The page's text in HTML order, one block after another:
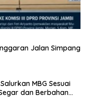
Jalan Simpang
MBG Sesuai
dan Berbahan